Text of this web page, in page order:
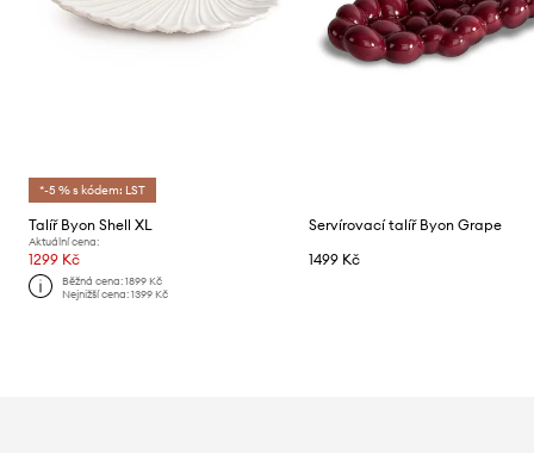
*-5 % s kódem: LST
Talíř Byon Shell XL
Aktuální cena:
1299 Kč
Běžná cena:1899 Kč
Nejnižší cena:1399 Kč
Servírovací talíř Byon Grape
1499 Kč